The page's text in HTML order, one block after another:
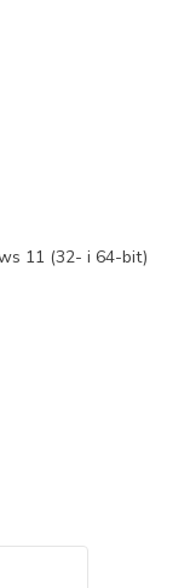
i 64-bit)
i 64-bit)